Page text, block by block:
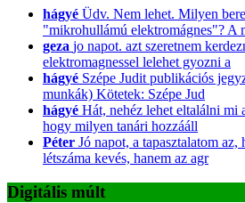
hágyé Üdv. Nem lehet. Milyen
"mikrohullámú elektromágnes"? A
geza jo napot. azt szeretnem
elektromagnessel lelehet gyozni a
hágyé Szépe Judit publikációs
munkák) Kötetek: Szépe Jud
hágyé Hát, nehéz lehet eltalálni mi
hogy milyen tanári hozzááll
Péter Jó napot, a tapasztalatom
létszáma kevés, hanem az agr
Digitális múlt